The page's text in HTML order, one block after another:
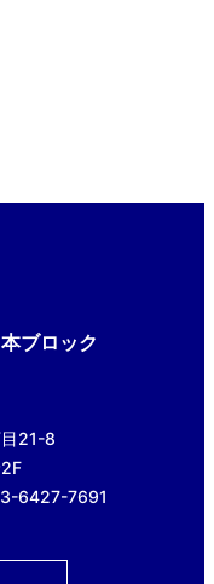
ブロック
目21-8
6427-7691